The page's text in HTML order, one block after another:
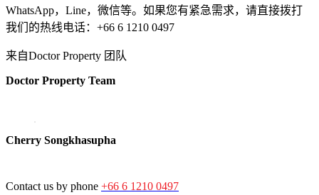
WhatsApp，Line，微信等。如果您有紧急需求，请直接拨打
我们的热线电话：+66 6 1210 0497
来自Doctor Property 团队
Doctor Property Team
Cherry Songkhasupha
Contact us by phone +66 6 1210 0497